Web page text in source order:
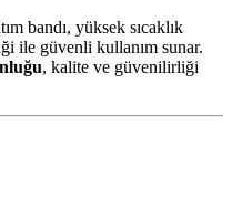
bandı, yüksek sıcaklık
ile güvenli kullanım sunar.
, kalite ve güvenilirliği